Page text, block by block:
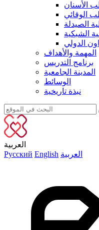
الأسنان
الوقائي
الصيدلة
الشبكية
الدولي
المهمة والأهداف
برنامج التدريس
المدينة الجامعية
الوسائط
نبذة تاريخية
العربية
Русский English العربية